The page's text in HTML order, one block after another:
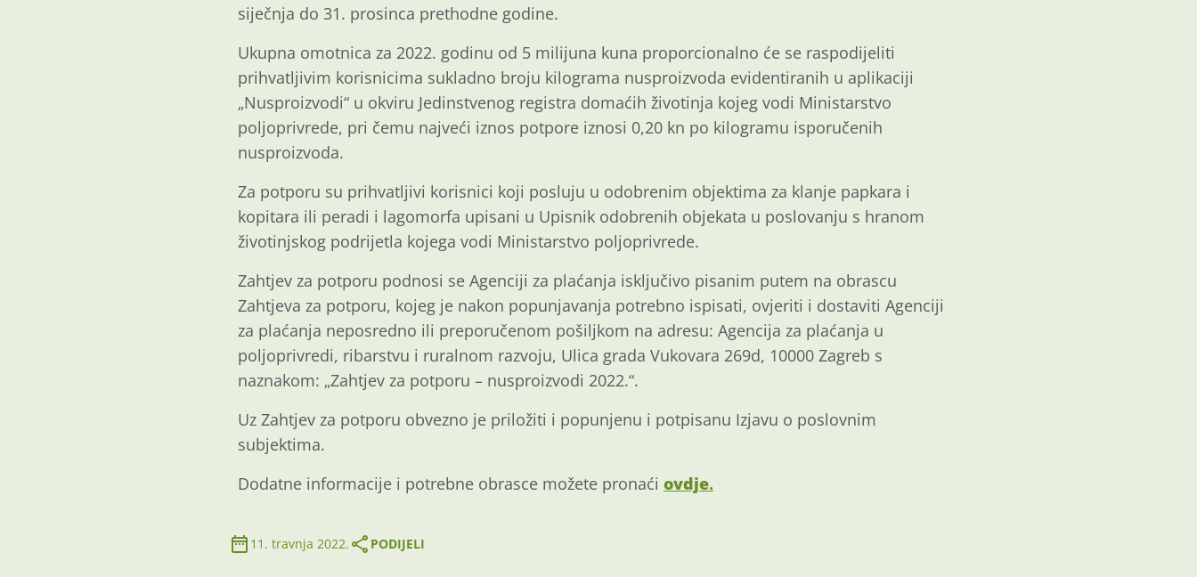
siječnja do 31. prosinca prethodne godine.
Ukupna omotnica za 2022. godinu od 5 milijuna kuna proporcionalno će se raspodijeliti
prihvatljivim korisnicima sukladno broju kilograma nusproizvoda evidentiranih u aplikaciji
„Nusproizvodi“ u okviru Jedinstvenog registra domaćih životinja kojeg vodi Ministarstvo
poljoprivrede, pri čemu najveći iznos potpore iznosi 0,20 kn po kilogramu isporučenih
nusproizvoda.
Za potporu su prihvatljivi korisnici koji posluju u odobrenim objektima za klanje papkara i
kopitara ili peradi i lagomorfa upisani u Upisnik odobrenih objekata u poslovanju s hranom
životinjskog podrijetla kojega vodi Ministarstvo poljoprivrede.
Zahtjev za potporu podnosi se Agenciji za plaćanja isključivo pisanim putem na obrascu
Zahtjeva za potporu, kojeg je nakon popunjavanja potrebno ispisati, ovjeriti i dostaviti Agenciji
za plaćanja neposredno ili preporučenom pošiljkom na adresu: Agencija za plaćanja u
poljoprivredi, ribarstvu i ruralnom razvoju, Ulica grada Vukovara 269d, 10000 Zagreb s
naznakom: „Zahtjev za potporu – nusproizvodi 2022.“.
Uz Zahtjev za potporu obvezno je priložiti i popunjenu i potpisanu Izjavu o poslovnim
subjektima.
Dodatne informacije i potrebne obrasce možete pronaći ovdje.
11. travnja 2022. PODIJELI